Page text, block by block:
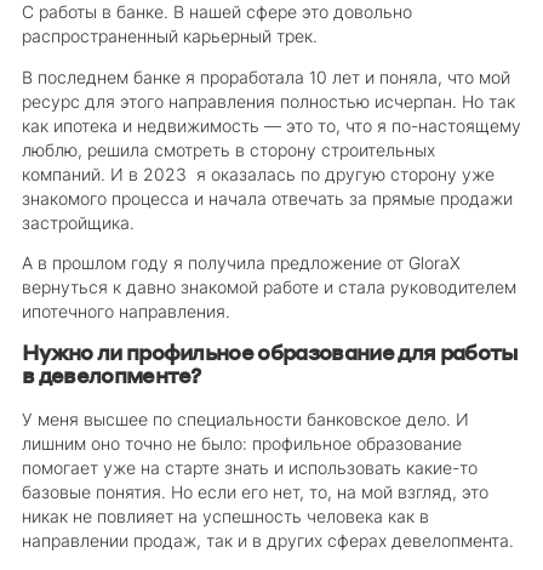
С работы в банке. В нашей сфере это довольно
распространенный карьерный трек.
В последнем банке я проработала 10 лет и поняла, что мой
ресурс для этого направления полностью исчерпан. Но так
как ипотека и недвижимость — это то, что я по-настоящему
люблю, решила смотреть в сторону строительных
компаний. И в 2023 я оказалась по другую сторону уже
знакомого процесса и начала отвечать за прямые продажи
застройщика.
А в прошлом году я получила предложение от GloraX
вернуться к давно знакомой работе и стала руководителем
ипотечного направления.
Нужно ли профильное образование для работы
в девелопменте?
У меня высшее по специальности банковское дело. И
лишним оно точно не было: профильное образование
помогает уже на старте знать и использовать какие-то
базовые понятия. Но если его нет, то, на мой взгляд, это
никак не повлияет на успешность человека как в
направлении продаж, так и в других сферах девелопмента.